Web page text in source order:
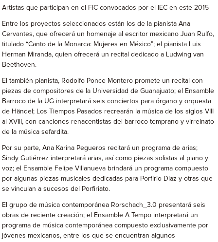
Artistas que participan en el FIC convocados por el IEC en este 2015
Entre los proyectos seleccionados están los de la pianista Ana
Cervantes, que ofrecerá un homenaje al escritor mexicano Juan Rulfo,
titulado “Canto de la Monarca: Mujeres en México”; el pianista Luis
Herman Miranda, quien ofrecerá un recital dedicado a Ludwing van
Beethoven.
El también pianista, Rodolfo Ponce Montero promete un recital con
piezas de compositores de la Universidad de Guanajuato; el Ensamble
Barroco de la UG interpretará seis conciertos para órgano y orquesta
de Händel; Los Tiempos Pasados recrearán la música de los siglos VIII
al XVIII, con canciones renacentistas del barroco temprano y virreinato
de la música sefardita.
Por su parte, Ana Karina Pegueros recitará un programa de arias;
Sindy Gutiérrez interpretará arias, así como piezas solistas al piano y
voz; el Ensamble Felipe Villanueva brindará un programa compuesto
por algunas piezas musicales dedicadas para Porfirio Díaz y otras que
se vinculan a sucesos del Porfiriato.
El grupo de música contemporánea Rorschach_3.0 presentará seis
obras de reciente creación; el Ensamble A Tempo interpretará un
programa de música contemporánea compuesto exclusivamente por
jóvenes mexicanos, entre los que se encuentran algunos